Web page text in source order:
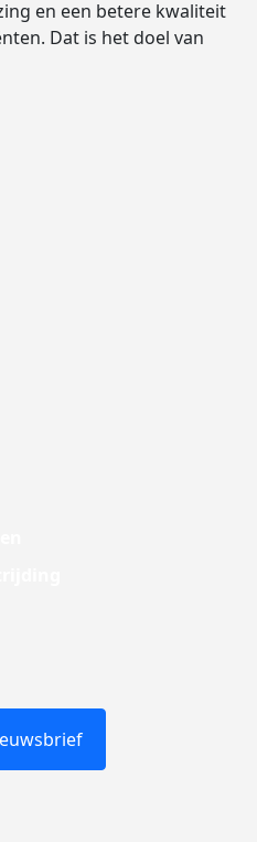
en een betere kwaliteit
Dat is het doel van